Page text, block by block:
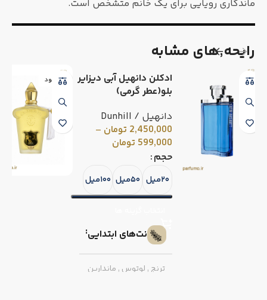
ماندگاری رویایی برای یک خانم متشخص است.
رایحه٬های مشابه
ادکلن دانهیل آبی دیزایر
بلو(عطر گرمی)
دانهیل / Dunhill
2,450,000 تومان –
599,000 تومان
حجم
۲۰میل ۵۰میل ۱۰۰میل
نت‌های ابتدایی
ترنج , لوتوس , ماندارین
ناموجود